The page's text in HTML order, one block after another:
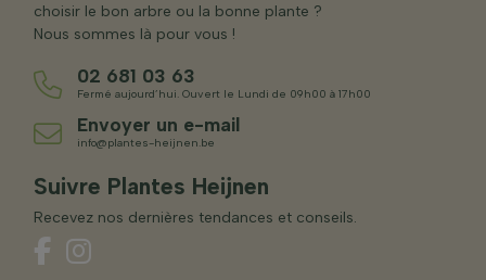
choisir le bon arbre ou la bonne plante ?
Nous sommes là pour vous !
02 681 03 63
Fermé aujourd’hui. Ouvert le Lundi de 09h00 à 17h00
Envoyer un e-mail
info@plantes-heijnen.be
Suivre Plantes Heijnen
Recevez nos dernières tendances et conseils.